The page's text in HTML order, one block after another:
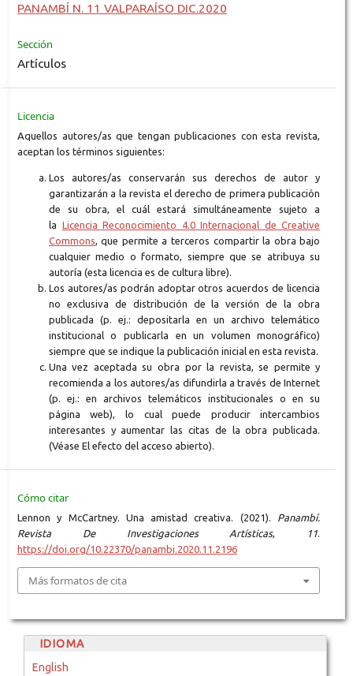
PANAMBÍ N. 11 VALPARAÍSO DIC.2020
Sección
Artículos
Licencia
Aquellos autores/as que tengan publicaciones con esta revista,
aceptan los términos siguientes:
Los autores/as conservarán sus derechos de autor y
garantizarán a la revista el derecho de primera publicación
de su obra, el cuál estará simultáneamente sujeto a
la Licencia Reconocimiento 4.0 Internacional de Creative
Commons , que permite a terceros compartir la obra bajo
cualquier medio o formato, siempre que se atribuya su
autoría (esta licencia es de cultura libre).
Los autores/as podrán adoptar otros acuerdos de licencia
no exclusiva de distribución de la versión de la obra
publicada (p. ej.: depositarla en un archivo telemático
institucional o publicarla en un volumen monográfico)
siempre que se indique la publicación inicial en esta revista.
Una vez aceptada su obra por la revista, se permite y
recomienda a los autores/as difundirla a través de Internet
(p. ej.: en archivos telemáticos institucionales o en su
página web), lo cual puede producir intercambios
interesantes y aumentar las citas de la obra publicada.
(Véase El efecto del acceso abierto).
Cómo citar
Lennon y McCartney. Una amistad creativa. (2021). Panambí.
Revista De Investigaciones Artísticas, 11
https://doi.org/10.22370/panambi.2020.11.2196
Más formatos de cita
IDIOMA
English